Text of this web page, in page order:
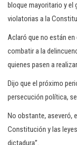
bloque mayoritario y el
violatorias a la
Aclaró que no están
combatir a la
quienes pasen a
Dijo que el próximo
persecución política,
No obstante, aseveró,
Constitución y las
dictadura”.